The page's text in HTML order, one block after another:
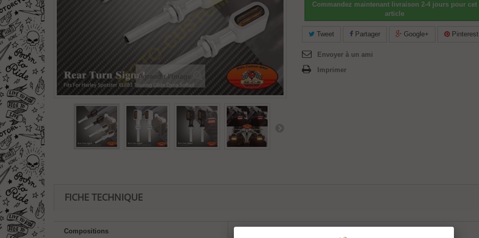
Agrandir l'image
Commandez maintenant livraison 2-4 jours pour cet
article
Tweet Partager Google+ Pinterest
Envoyer à un ami
Imprimer
FICHE TECHNIQUE
Compositions